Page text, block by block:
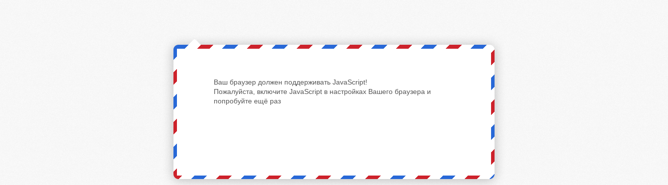
Ваш браузер должен поддерживать JavaScript!
Пожалуйста, включите JavaScript в настройках Вашего браузера и
попробуйте ещё раз